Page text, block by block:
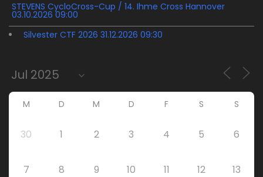
STEVENS CycloCross-Cup / 14. Ihme Cross Hannover
03.10.2026 09:00
Silvester CTF 2026 31.12.2026 09:30
M D M D F S S
30 1 2 3 4 5 6
7 8 9 10 11 12 13